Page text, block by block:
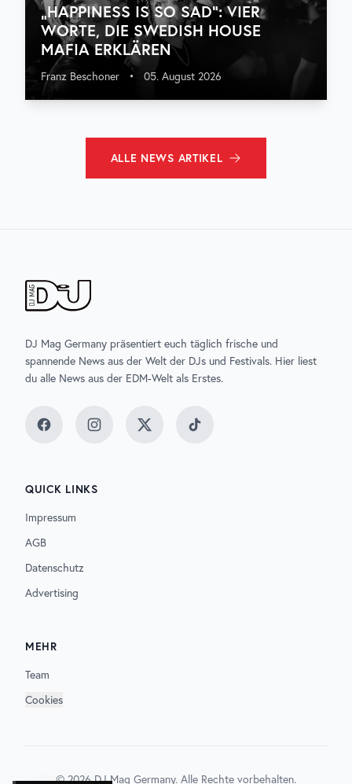
„HAPPINESS IS SO SAD“: VIER
WORTE, DIE SWEDISH HOUSE
MAFIA ERKLÄREN
Franz Beschoner • 05. August 2026
ALLE NEWS ARTIKEL
DJ Mag Germany präsentiert euch täglich frische und
spannende News aus der Welt der DJs und Festivals. Hier liest
du alle News aus der EDM-Welt als Erstes.
FacebookInstagramTwitter TikTok
QUICK LINKS
Impressum
AGB
Datenschutz
Advertising
MEHR
Team
Cookies
©2026DJ Mag Germany. Alle Rechte vorbehalten.